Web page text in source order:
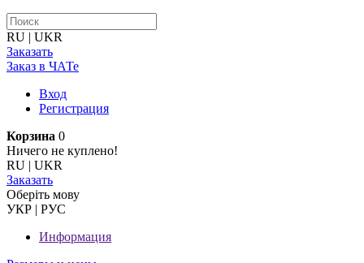
RU | UKR
Заказать
Заказ в ЧАТе
Вход
Регистрация
Корзина 0
Ничего не куплено!
RU | UKR
Заказать
Оберiть мову
УКР | РУС
Информация